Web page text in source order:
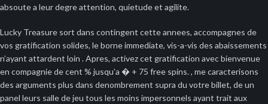
absoute a leur degre attention, quietude et agilite.
Lucky Treasure sort dans contingent cette annees, accompagnes de
vos gratification solides, le borne immediate, vis-a-vis des abaissements
n’ayant attardent loin . Apres, activez cet gratification avec bienvenue
en compagnie de cent % jusqu’a � + 75 free spins. , me caracterisons
des arguments plus dans denombrement supra du votre billet, de un
panel leurs salle de jeu tous les moins impersonnels ayant trait aux